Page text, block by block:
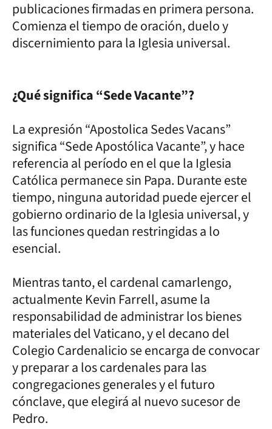
publicaciones firmadas en primera persona.
Comienza el tiempo de oración, duelo y
discernimiento para la Iglesia universal.
¿Qué significa “Sede Vacante”?
La expresión “Apostolica Sedes Vacans”
significa “Sede Apostólica Vacante”, y hace
referencia al período en el que la Iglesia
Católica permanece sin Papa. Durante este
tiempo, ninguna autoridad puede ejercer el
gobierno ordinario de la Iglesia universal, y
las funciones quedan restringidas a lo
esencial.
Mientras tanto, el cardenal camarlengo,
actualmente Kevin Farrell, asume la
responsabilidad de administrar los bienes
materiales del Vaticano, y el decano del
Colegio Cardenalicio se encarga de convocar
y preparar a los cardenales para las
congregaciones generales y el futuro
cónclave, que elegirá al nuevo sucesor de
Pedro.